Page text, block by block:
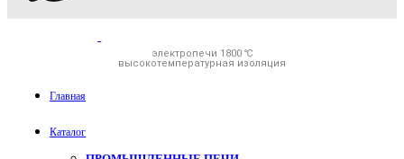
электропечи 1800 ℃
высокотемпературная изоляция
Главная
Каталог